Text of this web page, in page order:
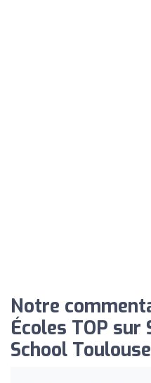
Notre
Écoles TOP sur
School